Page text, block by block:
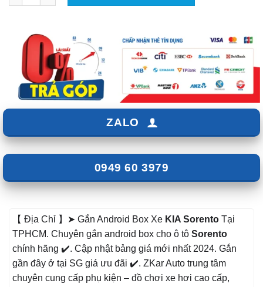
ZALO
0949 60 3979
【 Địa Chỉ 】➤ Gắn Android Box Xe KIA Sorento Tại
TPHCM. Chuyên gắn android box cho ô tô Sorento
chính hãng ✔️. Cập nhật bảng giá mới nhất 2024. Gắn
gần đây ở tại SG giá ưu đãi ✔️. ZKar Auto trung tâm
chuyên cung cấp phụ kiện – đồ chơi xe hơi cao cấp,